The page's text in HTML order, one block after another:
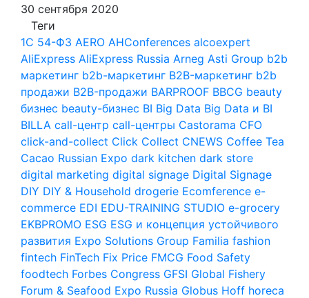
30 сентября 2020
Теги
1С 54-ФЗ AERO AHConferences alcoexpert
AliExpress AliExpress Russia Arneg Asti Group b2b
маркетинг b2b-маркетинг B2B-маркетинг b2b
продажи B2B-продажи BARPROOF BBCG beauty
бизнес beauty-бизнес BI Big Data Big Data и BI
BILLA call-центр call-центры Castorama CFO
click-and-collect Click Collect CNEWS Coffee Tea
Cacao Russian Expo dark kitchen dark store
digital marketing digital signage Digital Signage
DIY DIY & Household drogerie Ecomference e-
commerce EDI EDU-TRAINING STUDIO e-grocery
EKBPROMO ESG ESG и концепция устойчивого
развития Expo Solutions Group Familia fashion
fintech FinTech Fix Price FMCG Food Safety
foodtech Forbes Congress GFSI Global Fishery
Forum & Seafood Expo Russia Globus Hoff horeca